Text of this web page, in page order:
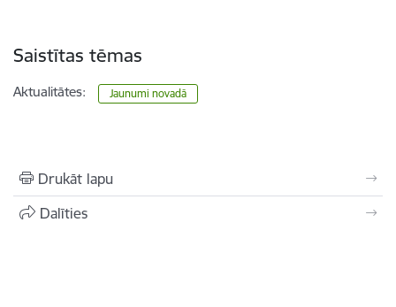
Saistītas tēmas
Aktualitātes: Jaunumi novadā
Drukāt lapu
Dalīties